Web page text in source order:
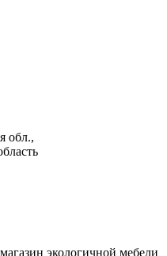
обл.,
экологичной мебели